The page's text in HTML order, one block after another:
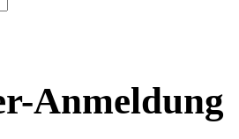
Anmeldung